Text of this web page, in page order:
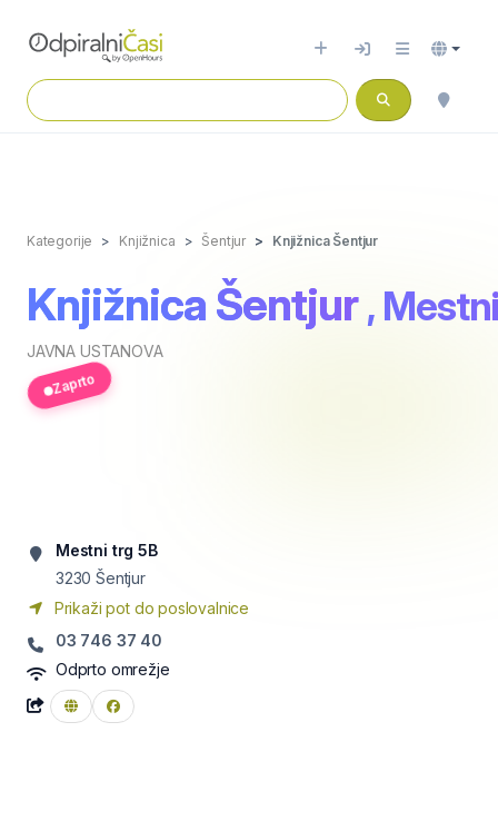
Kategorije Knjižnica Šentjur Knjižnica Šentjur
Knjižnica Šentjur ,
JAVNA USTANOVA
Zaprto
Mestni trg 5B
3230 Šentjur
Prikaži pot do poslovalnice
03 746 37 40
Odprto omrežje